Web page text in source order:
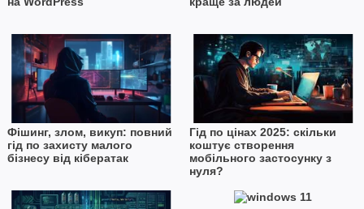
Фішинг, злом, викуп: повний
гід по захисту малого
бізнесу від кібератак
Гід по цінах 2025: скільки
коштує створення
мобільного застосунку з
нуля?